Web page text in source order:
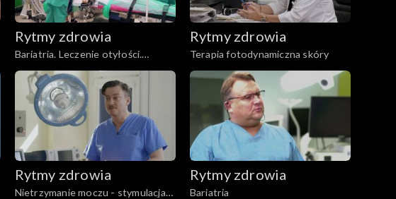
Rytmy zdrowia
Bariatria. Leczenie otyłości.
Rękawowa resekcja żołądka
Rytmy zdrowia
Terapia fotodynamiczna skóry
Rytmy zdrowia
Nietrzymanie moczu - stymulacja
Rytmy zdrowia
Bariatria